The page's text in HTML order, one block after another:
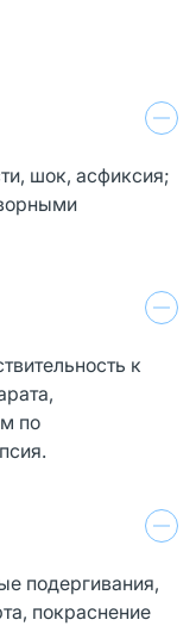
шок, асфиксия;
к
по
подергивания,
покраснение